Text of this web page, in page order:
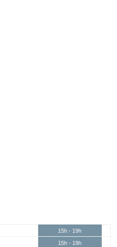
15h - 19h
15h - 19h